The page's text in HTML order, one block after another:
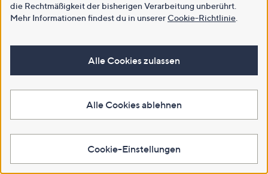
die Rechtmäßigkeit der bisherigen Verarbeitung unberührt.
Mehr Informationen findest du in unsererCookie-Richtlinie
Alle Cookies zulassen
Alle Cookies ablehnen
Cookie-Einstellungen